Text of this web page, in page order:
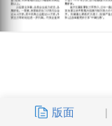
版面 |